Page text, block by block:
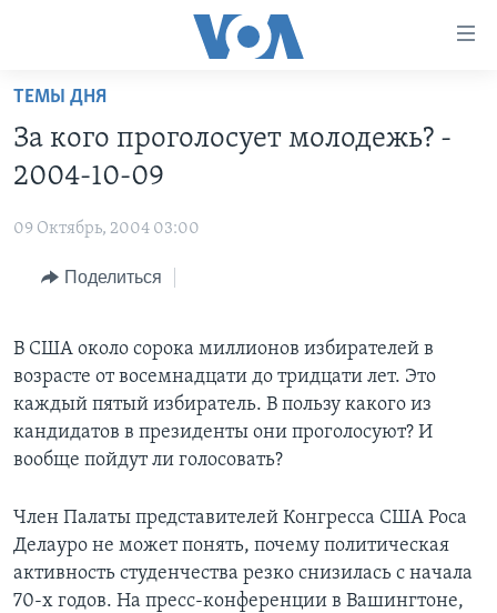
Перейти
основной
контент
навигации
НОВОСТИ ЗА МИНУТУ
ИТОГИ
ДИСКУССИЯ VOA
ДЕТАЛИ
НЬЮ-ЙОРК NEW YORK
УЧИМ АНГЛИЙСКИЙ
НАША АМЕРИКАНСКАЯ ИСТОРИЯ
АРТЕФАКТЫ
АМЕРИКАНСКИЕ ГОРОДКИ
ТЕСТЫ
ЭКСПЕРТИЗА
ИНТЕРВЬЮ
ЗА СВОБОДУ ПРЕССЫ
УЧИМ АНГЛИЙСКИЙ
ВИДЕО
ПОДПИСКА НА НОВОСТИ
Learning English
СОЦИАЛЬНЫЕ СЕТИ
ТЕМЫ ДНЯ
За кого проголосует молодежь? -
2004-10-09
09 Октябрь, 2004 03:00
Поделиться
В США около сорока миллионов избирателей в
возрасте от восемнадцати до тридцати лет. Это
каждый пятый избиратель. В пользу какого из
кандидатов в президенты они проголосуют? И
вообще пойдут ли голосовать?
Член Палаты представителей Конгресса США Роса
Делауро не может понять, почему политическая
активность студенчества резко снизилась с начала
70-х годов. На пресс-конференции в Вашингтоне,